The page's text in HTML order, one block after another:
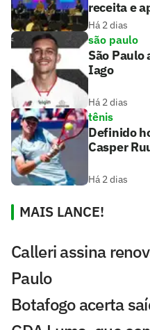
receita e
Há 2 dias
são paulo
São
Iago
Há 2 dias
tênis
Definido
Casper
Há 2 dias
MAIS LANCE!
Calleri assina
Paulo
Botafogo acerta